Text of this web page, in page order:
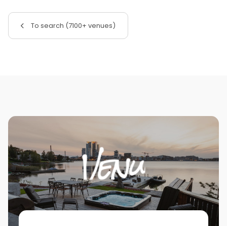
To search (7100+ venues)